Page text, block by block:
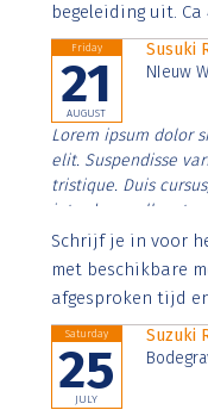
begeleiding uit.
Friday
21
AUGUST
Susuki
NIeuw
Lorem ipsum dolor
elit. Suspendisse
tristique. Duis
interdum nulla, ut
Aenean faucibus
imperdiet. Nunc ut
Schrijf je in voor
met beschikbare
afgesproken tijd
Saturday
25
JULY
Suzuki